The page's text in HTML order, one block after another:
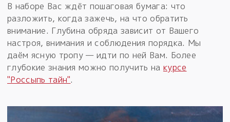
В наборе Вас ждёт пошаговая бумага: что
разложить, когда зажечь, на что обратить
внимание. Глубина обряда зависит от Вашего
настроя, внимания и соблюдения порядка. Мы
даём ясную тропу — идти по ней Вам. Более
глубокие знания можно получить на курсе
"Россыпь тайн".